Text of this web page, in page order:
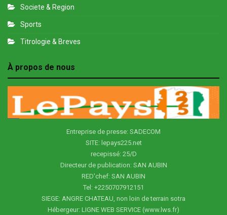
Societe & Region
Sports
Titrologie & Breves
À propos de nous
Entreprise de presse: SADECOM
SITE: lepays225.net
recepissé: 25/D
Directeur de publication: SAN AUBIN
RED'chef: SAN AUBIN
Tel: +2250707912151
SIEGE: ANGRE CHATEAU, non loin de terrain sotra
Hébergeur: LIGNE WEB SERVICE (www.lws.fr)